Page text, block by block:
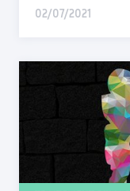
02/07/2021